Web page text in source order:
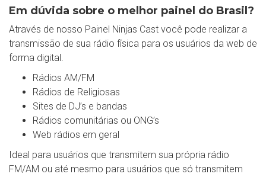
Em dúvida sobre o melhor painel do Brasil?
Através de nosso Painel Ninjas Cast você pode realizar a
transmissão de sua rádio física para os usuários da web de
forma digital.
Rádios AM/FM
Rádios de Religiosas
Sites de DJ’s e bandas
Rádios comunitárias ou ONG’s
Web rádios em geral
Ideal para usuários que transmitem sua própria rádio
FM/AM ou até mesmo para usuários que só transmitem